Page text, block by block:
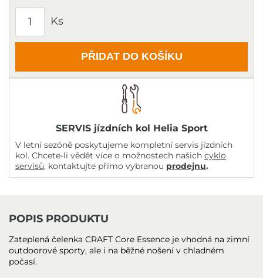
Ks
PŘIDAT DO KOŠÍKU
SERVIS jízdních kol Helia Sport
V letní sezóně poskytujeme kompletní servis jízdních
kol. Chcete-li vědět více o možnostech našich cyklo
servisů, kontaktujte přímo vybranou prodejnu.
POPIS PRODUKTU
Zateplená čelenka CRAFT Core Essence je vhodná na zimní
outdoorové sporty, ale i na běžné nošení v chladném
počasí.